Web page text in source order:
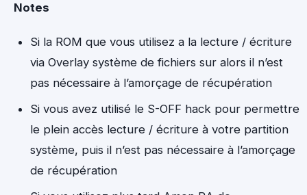
Notes
Si la ROM que vous utilisez a la lecture / écriture
via Overlay système de fichiers sur alors il n’est
pas nécessaire à l’amorçage de récupération
Si vous avez utilisé le S-OFF hack pour permettre
le plein accès lecture / écriture à votre partition
système, puis il n’est pas nécessaire à l’amorçage
de récupération